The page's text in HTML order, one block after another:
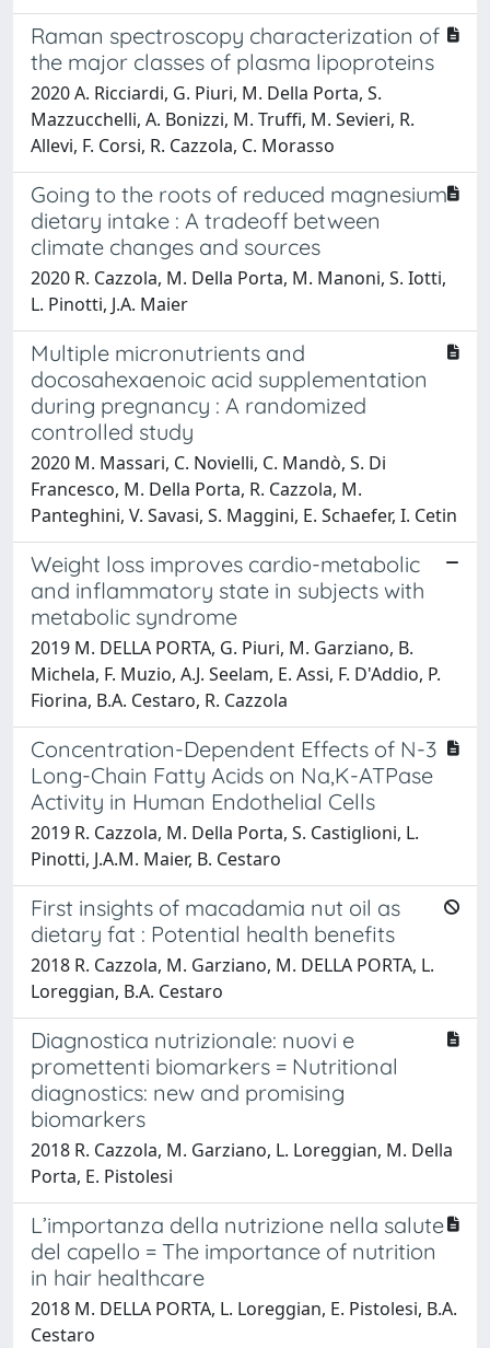
Raman spectroscopy characterization of
the major classes of plasma lipoproteins
2020 A. Ricciardi, G. Piuri, M. Della Porta, S.
Mazzucchelli, A. Bonizzi, M. Truffi, M. Sevieri, R.
Allevi, F. Corsi, R. Cazzola, C. Morasso
Going to the roots of reduced magnesium
dietary intake : A tradeoff between
climate changes and sources
2020 R. Cazzola, M. Della Porta, M. Manoni, S. Iotti,
L. Pinotti, J.A. Maier
Multiple micronutrients and
docosahexaenoic acid supplementation
during pregnancy : A randomized
controlled study
2020 M. Massari, C. Novielli, C. Mandò, S. Di
Francesco, M. Della Porta, R. Cazzola, M.
Panteghini, V. Savasi, S. Maggini, E. Schaefer, I. Cetin
Weight loss improves cardio-metabolic
and inflammatory state in subjects with
metabolic syndrome
2019 M. DELLA PORTA, G. Piuri, M. Garziano, B.
Michela, F. Muzio, A.J. Seelam, E. Assi, F. D'Addio, P.
Fiorina, B.A. Cestaro, R. Cazzola
Concentration-Dependent Effects of N-3
Long-Chain Fatty Acids on Na,K-ATPase
Activity in Human Endothelial Cells
2019 R. Cazzola, M. Della Porta, S. Castiglioni, L.
Pinotti, J.A.M. Maier, B. Cestaro
First insights of macadamia nut oil as
dietary fat : Potential health benefits
2018 R. Cazzola, M. Garziano, M. DELLA PORTA, L.
Loreggian, B.A. Cestaro
Diagnostica nutrizionale: nuovi e
promettenti biomarkers = Nutritional
diagnostics: new and promising
biomarkers
2018 R. Cazzola, M. Garziano, L. Loreggian, M. Della
Porta, E. Pistolesi
L’importanza della nutrizione nella salute
del capello = The importance of nutrition
in hair healthcare
2018 M. DELLA PORTA, L. Loreggian, E. Pistolesi, B.A.
Cestaro